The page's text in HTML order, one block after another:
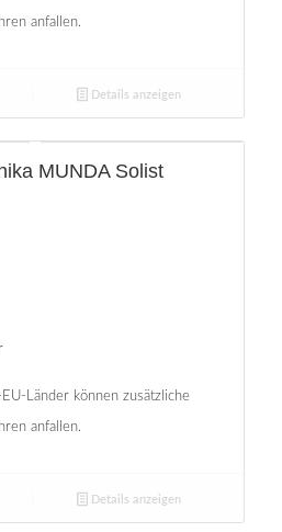
anfallen.
Details anzeigen
MUNDA Solist
Länder können zusätzliche
anfallen.
Details anzeigen